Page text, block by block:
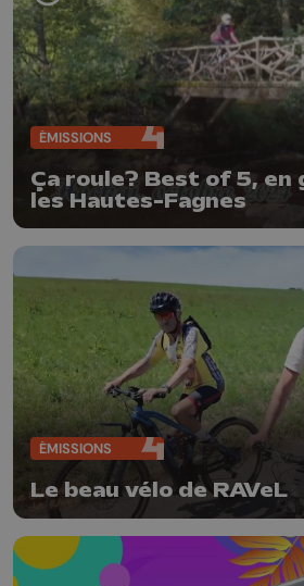
ÉMISSIONS
Ça roule? Best of 5, en
les Hautes-Fagnes
ÉMISSIONS
Le beau vélo de RAVeL